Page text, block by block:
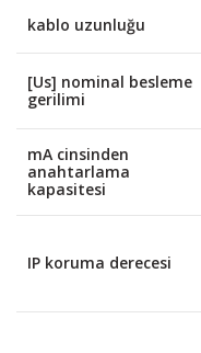
kablo uzunluğu
[Us] nominal besleme
gerilimi
mA cinsinden
anahtarlama
kapasitesi
IP koruma derecesi